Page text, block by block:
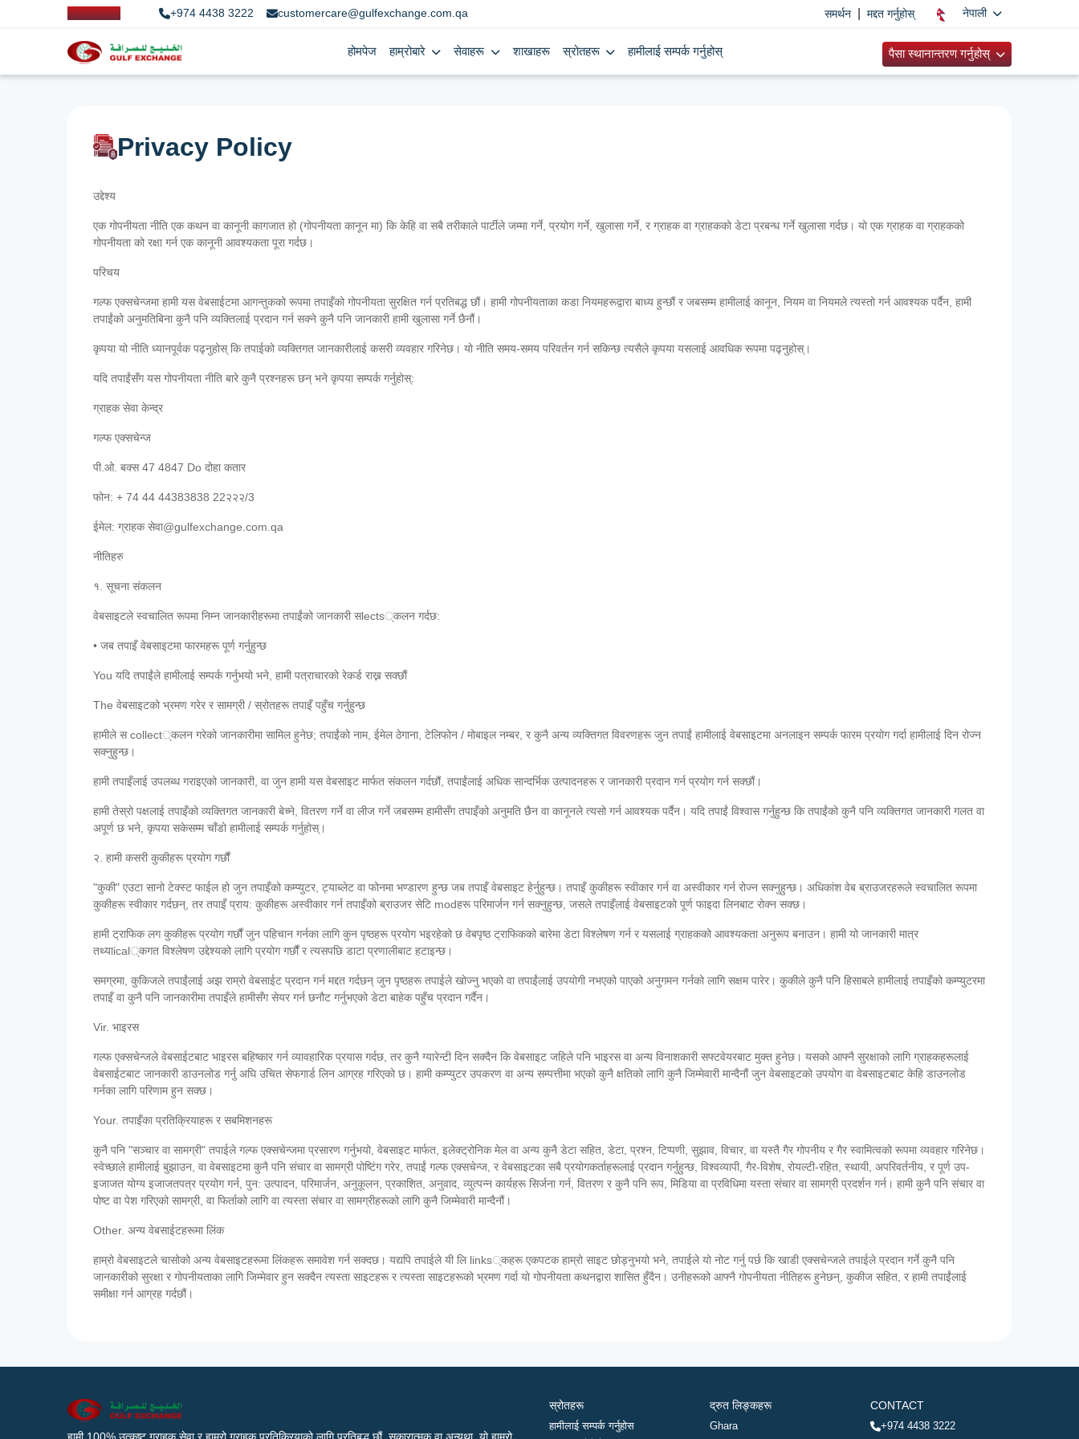
+974 4438 3222 customercare@gulfexchange.com.qa समर्थन मद्दत गर्नुहोस् नेपाली
होमपेज हाम्रोबारे सेवाहरू शाखाहरू स्रोतहरू हामीलाई सम्पर्क गर्नुहोस् पैसा स्थानान्तरण गर्नुहोस्
Privacy Policy
उद्देश्य
एक गोपनीयता नीति एक कथन वा कानूनी कागजात हो (गोपनीयता कानून मा) कि केहि वा सबै तरीकाले पार्टीले जम्मा गर्ने, प्रयोग गर्ने, खुलासा गर्ने, र ग्राहक वा ग्राहकको डेटा प्रबन्ध गर्ने खुलासा गर्दछ। यो एक ग्राहक वा ग्राहकको
गोपनीयता को रक्षा गर्न एक कानूनी आवश्यकता पूरा गर्दछ।
परिचय
गल्फ एक्सचेन्जमा हामी यस वेबसाईटमा आगन्तुकको रूपमा तपाइँको गोपनीयता सुरक्षित गर्न प्रतिबद्ध छौं। हामी गोपनीयताका कडा नियमहरूद्वारा बाध्य हुन्छौं र जबसम्म हामीलाई कानून, नियम वा नियमले त्यस्तो गर्न आवश्यक पर्दैन, हामी
तपाईंको अनुमतिबिना कुनै पनि व्यक्तिलाई प्रदान गर्न सक्ने कुनै पनि जानकारी हामी खुलासा गर्ने छैनौं।
कृपया यो नीति ध्यानपूर्वक पढ्नुहोस् कि तपाईको व्यक्तिगत जानकारीलाई कसरी व्यवहार गरिनेछ। यो नीति समय-समय परिवर्तन गर्न सकिन्छ त्यसैले कृपया यसलाई आवधिक रूपमा पढ्नुहोस्।
यदि तपाईंसँग यस गोपनीयता नीति बारे कुनै प्रश्नहरू छन् भने कृपया सम्पर्क गर्नुहोस्:
ग्राहक सेवा केन्द्र
गल्फ एक्सचेन्ज
पी.ओ. बक्स 47 4847 Do दोहा कतार
फोन: + 74 44 44383838 22२२२/3
ईमेल: ग्राहक सेवा@gulfexchange.com.qa
नीतिहरु
१. सूचना संकलन
वेबसाइटले स्वचालित रूपमा निम्न जानकारीहरूमा तपाईंको जानकारी सlects्कलन गर्दछ:
• जब तपाइँ वेबसाइटमा फारमहरू पूर्ण गर्नुहुन्छ
You यदि तपाईंले हामीलाई सम्पर्क गर्नुभयो भने, हामी पत्राचारको रेकर्ड राख्न सक्छौं
The वेबसाइटको भ्रमण गरेर र सामग्री / स्रोतहरू तपाइँ पहुँच गर्नुहुन्छ
हामीले स collect्कलन गरेको जानकारीमा सामिल हुनेछ; तपाईंको नाम, ईमेल ठेगाना, टेलिफोन / मोबाइल नम्बर, र कुनै अन्य व्यक्तिगत विवरणहरू जुन तपाईं हामीलाई वेबसाइटमा अनलाइन सम्पर्क फारम प्रयोग गर्दा हामीलाई दिन रोज्न
सक्नुहुन्छ।
हामी तपाइँलाई उपलब्ध गराइएको जानकारी, वा जुन हामी यस वेबसाइट मार्फत संकलन गर्दछौं, तपाईंलाई अधिक सान्दर्भिक उत्पादनहरू र जानकारी प्रदान गर्न प्रयोग गर्न सक्छौं।
हामी तेस्रो पक्षलाई तपाइँको व्यक्तिगत जानकारी बेच्ने, वितरण गर्ने वा लीज गर्ने जबसम्म हामीसँग तपाइँको अनुमति छैन वा कानूनले त्यसो गर्न आवश्यक पर्दैन। यदि तपाईं विश्वास गर्नुहुन्छ कि तपाईंको कुनै पनि व्यक्तिगत जानकारी गलत वा
अपूर्ण छ भने, कृपया सकेसम्म चाँडो हामीलाई सम्पर्क गर्नुहोस्।
२. हामी कसरी कुकीहरू प्रयोग गर्छौं
"कुकी" एउटा सानो टेक्स्ट फाईल हो जुन तपाइँको कम्प्युटर, ट्याब्लेट वा फोनमा भण्डारण हुन्छ जब तपाइँ वेबसाइट हेर्नुहुन्छ। तपाइँ कुकीहरू स्वीकार गर्न वा अस्वीकार गर्न रोज्न सक्नुहुन्छ। अधिकांश वेब ब्राउजरहरूले स्वचालित रूपमा
कुकीहरू स्वीकार गर्दछन्, तर तपाइँ प्राय: कुकीहरू अस्वीकार गर्न तपाइँको ब्राउजर सेटि modहरू परिमार्जन गर्न सक्नुहुन्छ, जसले तपाइँलाई वेबसाइटको पूर्ण फाइदा लिनबाट रोक्न सक्छ।
हामी ट्राफिक लग कुकीहरू प्रयोग गर्छौं जुन पहिचान गर्नका लागि कुन पृष्ठहरू प्रयोग भइरहेको छ वेबपृष्ठ ट्राफिकको बारेमा डेटा विश्लेषण गर्न र यसलाई ग्राहकको आवश्यकता अनुरूप बनाउन। हामी यो जानकारी मात्र
तथ्याical्कगत विश्लेषण उद्देश्यको लागि प्रयोग गर्छौं र त्यसपछि डाटा प्रणालीबाट हटाइन्छ।
समग्रमा, कुकिजले तपाईंलाई अझ राम्रो वेबसाईट प्रदान गर्न मद्दत गर्दछन् जुन पृष्ठहरू तपाईले खोज्नु भएको वा तपाईंलाई उपयोगी नभएको पाएको अनुगमन गर्नको लागि सक्षम पारेर। कुकीले कुनै पनि हिसाबले हामीलाई तपाइँको कम्प्युटरमा
तपाइँ वा कुनै पनि जानकारीमा तपाइँले हामीसँग सेयर गर्न छनौट गर्नुभएको डेटा बाहेक पहुँच प्रदान गर्दैन।
Vir. भाइरस
गल्फ एक्सचेन्जले वेबसाईटबाट भाइरस बहिष्कार गर्न व्यावहारिक प्रयास गर्दछ, तर कुनै ग्यारेन्टी दिन सक्दैन कि वेबसाइट जहिले पनि भाइरस वा अन्य विनाशकारी सफ्टवेयरबाट मुक्त हुनेछ। यसको आफ्नै सुरक्षाको लागि ग्राहकहरूलाई
वेबसाईटबाट जानकारी डाउनलोड गर्नु अघि उचित सेफगार्ड लिन आग्रह गरिएको छ। हामी कम्प्युटर उपकरण वा अन्य सम्पत्तीमा भएको कुनै क्षतिको लागि कुनै जिम्मेवारी मान्दैनौं जुन वेबसाइटको उपयोग वा वेबसाइटबाट केहि डाउनलोड
गर्नका लागि परिणाम हुन सक्छ।
Your. तपाइँका प्रतिक्रियाहरू र सबमिशनहरू
कुनै पनि "सञ्चार वा सामग्री" तपाईले गल्फ एक्सचेन्जमा प्रसारण गर्नुभयो, वेबसाइट मार्फत, इलेक्ट्रोनिक मेल वा अन्य कुनै डेटा सहित, डेटा, प्रश्न, टिप्पणी, सुझाव, विचार, वा यस्तै गैर गोपनीय र गैर स्वामित्वको रूपमा व्यवहार गरिनेछ।
स्वेच्छाले हामीलाई बुझाउन, वा वेबसाइटमा कुनै पनि संचार वा सामग्री पोष्टिंग गरेर, तपाईं गल्फ एक्सचेन्ज, र वेबसाइटका सबै प्रयोगकर्ताहरूलाई प्रदान गर्नुहुन्छ, विश्वव्यापी, गैर-विशेष, रोयल्टी-रहित, स्थायी, अपरिवर्तनीय, र पूर्ण उप-
इजाजत योग्य इजाजतपत्र प्रयोग गर्न, पुन: उत्पादन, परिमार्जन, अनुकूलन, प्रकाशित, अनुवाद, व्युत्पन्न कार्यहरू सिर्जना गर्न, वितरण र कुनै पनि रूप, मिडिया वा प्रविधिमा यस्ता संचार वा सामग्री प्रदर्शन गर्न। हामी कुनै पनि संचार वा
पोष्ट वा पेश गरिएको सामग्री, वा फिर्ताको लागि वा त्यस्ता संचार वा सामग्रीहरूको लागि कुनै जिम्मेवारी मान्दैनौं।
Other. अन्य वेबसाईटहरूमा लिंक
हाम्रो वेबसाइटले चासोको अन्य वेबसाइटहरूमा लिंकहरू समावेश गर्न सक्दछ। यद्यपि तपाईले यी लि links्कहरू एकपटक हाम्रो साइट छोड्नुभयो भने, तपाईले यो नोट गर्नु पर्छ कि खाडी एक्सचेन्जले तपाईले प्रदान गर्ने कुनै पनि
जानकारीको सुरक्षा र गोपनीयताका लागि जिम्मेवार हुन सक्दैन त्यस्ता साइटहरू र त्यस्ता साइटहरूको भ्रमण गर्दा यो गोपनीयता कथनद्वारा शासित हुँदैन। उनीहरूको आफ्नै गोपनीयता नीतिहरू हुनेछन्, कुकीज सहित, र हामी तपाईंलाई
समीक्षा गर्न आग्रह गर्दछौं।
स्रोतहरू
हामीलाई सम्पर्क गर्नुहोस
द्रुत लिङ्कहरू
Ghara
CONTACT
+974 4438 3222